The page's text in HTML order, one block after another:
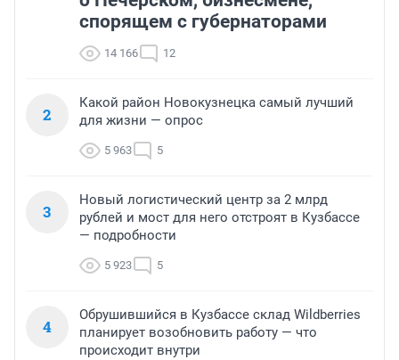
спорящем с губернаторами
14 166 12
2
Какой район Новокузнецка самый лучший
для жизни — опрос
5 963 5
3
Новый логистический центр за 2 млрд
рублей и мост для него отстроят в Кузбассе
— подробности
5 923 5
4
Обрушившийся в Кузбассе склад Wildberries
планирует возобновить работу — что
происходит внутри